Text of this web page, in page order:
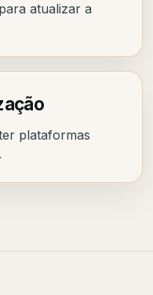
atualizar a
plataformas